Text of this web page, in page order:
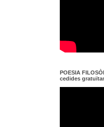
POESIA
cedides